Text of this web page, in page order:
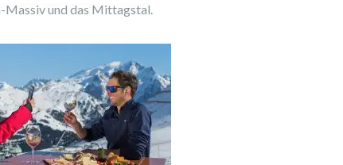
Massiv und das Mittagstal.